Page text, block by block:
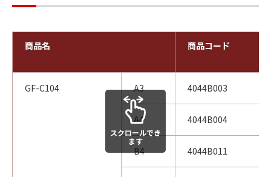
商品名 商品コード
GF-C104 A3 4044B003
A4 4044B004
B4 4044B011
スクロールでき
ます